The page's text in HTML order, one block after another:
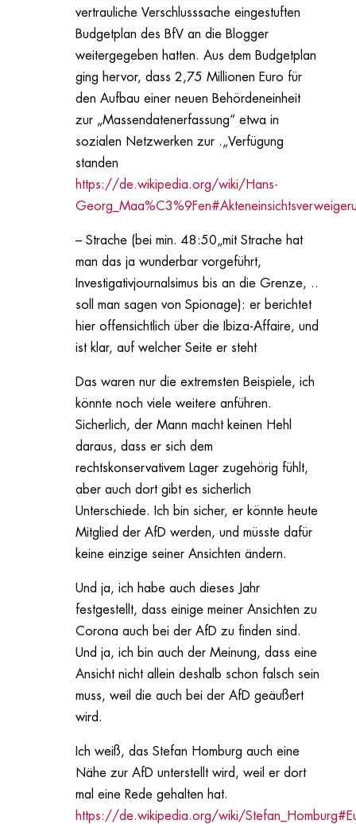
vertrauliche Verschlusssache eingestuften
Budgetplan des BfV an die Blogger
weitergegeben hatten. Aus dem Budgetplan
ging hervor, dass 2,75 Millionen Euro für
den Aufbau einer neuen Behördeneinheit
zur „Massendatenerfassung“ etwa in
sozialen Netzwerken zur .„Verfügung
standen
https://de.wikipedia.org/wiki/Hans-
– Strache (bei min. 48:50„mit Strache hat
man das ja wunderbar vorgeführt,
Investigativjournalsimus bis an die Grenze, ..
soll man sagen von Spionage): er berichtet
hier offensichtlich über die Ibiza-Affaire, und
ist klar, auf welcher Seite er steht
Das waren nur die extremsten Beispiele, ich
könnte noch viele weitere anführen.
Sicherlich, der Mann macht keinen Hehl
daraus, dass er sich dem
rechtskonservativem Lager zugehörig fühlt,
aber auch dort gibt es sicherlich
Unterschiede. Ich bin sicher, er könnte heute
Mitglied der AfD werden, und müsste dafür
keine einzige seiner Ansichten ändern.
Und ja, ich habe auch dieses Jahr
festgestellt, dass einige meiner Ansichten zu
Corona auch bei der AfD zu finden sind.
Und ja, ich bin auch der Meinung, dass eine
Ansicht nicht allein deshalb schon falsch sein
muss, weil die auch bei der AfD geäußert
wird.
Ich weiß, das Stefan Homburg auch eine
Nähe zur AfD unterstellt wird, weil er dort
mal eine Rede gehalten hat.
https://de.wikipedia.org/wiki/